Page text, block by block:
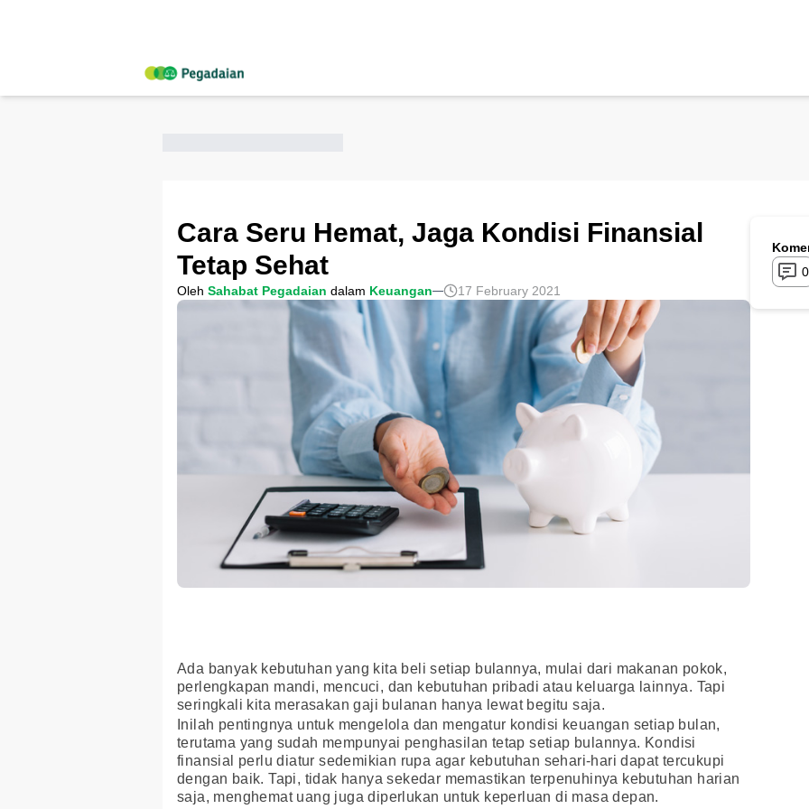
Cara Seru Hemat, Jaga Kondisi Finansial
Tetap Sehat
Oleh Sahabat Pegadaian dalam Keuangan 17 February 2021
Ada banyak kebutuhan yang kita beli setiap bulannya, mulai dari makanan pokok,
perlengkapan mandi, mencuci, dan kebutuhan pribadi atau keluarga lainnya. Tapi
seringkali kita merasakan gaji bulanan hanya lewat begitu saja.
Inilah pentingnya untuk mengelola dan mengatur kondisi keuangan setiap bulan,
terutama yang sudah mempunyai penghasilan tetap setiap bulannya. Kondisi
finansial perlu diatur sedemikian rupa agar kebutuhan sehari-hari dapat tercukupi
dengan baik. Tapi, tidak hanya sekedar memastikan terpenuhinya kebutuhan harian
saja, menghemat uang juga diperlukan untuk keperluan di masa depan.
0